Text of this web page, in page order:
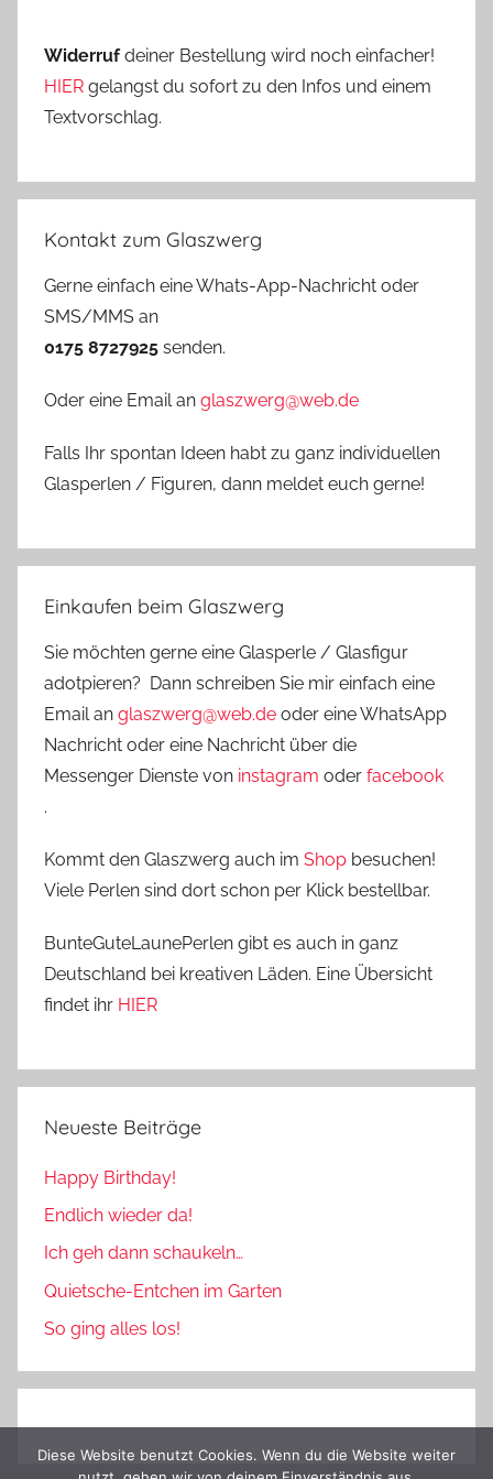
Widerrufdeiner Bestellung wird noch einfacher!
HIER gelangst du sofort zu den Infos und einem
Textvorschlag.
Kontakt zum Glaszwerg
Gerne einfach eine Whats-App-Nachricht oder
SMS/MMS an
0175 8727925 senden.
Oder eine Email an glaszwerg@web.de
Falls Ihr spontan Ideen habt zu ganz individuellen
Glasperlen / Figuren, dann meldet euch gerne!
Einkaufen beim Glaszwerg
Sie möchten gerne eine Glasperle / Glasfigur
adotpieren? Dann schreiben Sie mir einfach eine
Email an glaszwerg@web.de oder eine WhatsApp
Nachricht oder eine Nachricht über die
Messenger Dienste von instagram oder facebook
.
Kommt den Glaszwerg auch im Shop besuchen!
Viele Perlen sind dort schon per Klick bestellbar.
BunteGuteLaunePerlen gibt es auch in ganz
Deutschland bei kreativen Läden. Eine Übersicht
findet ihr HIER
Neueste Beiträge
Happy Birthday!
Endlich wieder da!
Ich geh dann schaukeln…
Quietsche-Entchen im Garten
So ging alles los!
Diese Website benutzt Cookies. Wenn du die Website weiter